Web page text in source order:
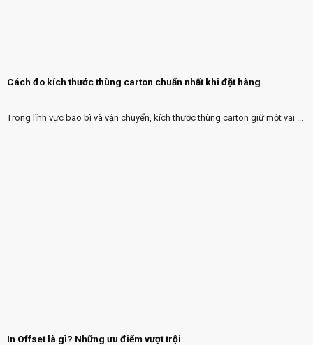
Cách đo kích thước thùng carton chuẩn nhất khi đặt hàng
Trong lĩnh vực bao bì và vận chuyển, kích thước thùng carton giữ một vai ...
In Offset là gì? Những ưu điểm vượt trội